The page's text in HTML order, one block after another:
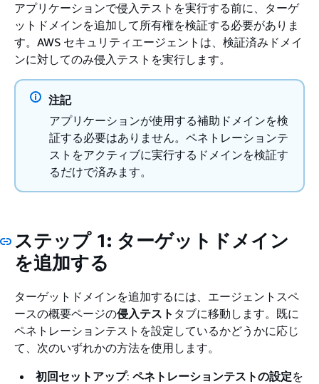
アプリケーションで侵入テストを実行する前に、ターゲ
ットドメインを追加して所有権を検証する必要がありま
す。AWS セキュリティエージェントは、検証済みドメイ
ンに対してのみ侵入テストを実行します。
注記
アプリケーションが使用する補助ドメインを検
証する必要はありません。ペネトレーションテ
ストをアクティブに実行するドメインを検証す
るだけで済みます。
ステップ 1: ターゲットドメイン
を追加する
ターゲットドメインを追加するには、エージェントスペ
ースの概要ページの侵入テスト タブに移動します。既に
ペネトレーションテストを設定しているかどうかに応じ
て、次のいずれかの方法を使用します。
初回セットアップ: ペネトレーションテストの設定を